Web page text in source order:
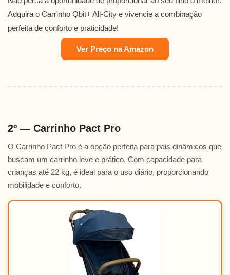
Adquira o Carrinho Qbit+ All-City e vivencie a combinação
perfeita de conforto e praticidade!
Ver Preço na Amazon
2º — Carrinho Pact Pro
O Carrinho Pact Pro é a opção perfeita para pais dinâmicos que
buscam um carrinho leve e prático. Com capacidade para
crianças até 22 kg, é ideal para o uso diário, proporcionando
mobilidade e conforto.